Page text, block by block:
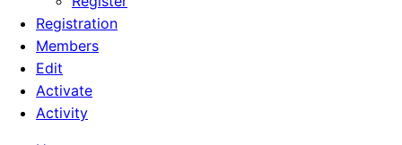
Registration
Members
Edit
Activate
Activity